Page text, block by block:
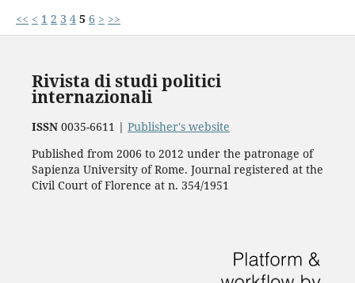
<< < 1 2 3 4 5 6 > >>
Rivista di studi politici
internazionali
ISSN0035-6611 | Publisher's website
Published from 2006 to 2012 under the patronage of
Sapienza University of Rome. Journal registered at the
Civil Court of Florence at n. 354/1951